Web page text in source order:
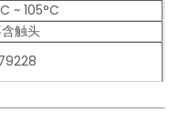
~ 105°C
触头